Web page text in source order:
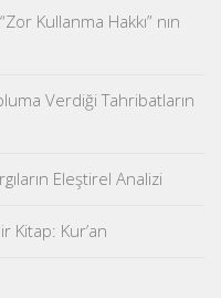
Kullanma Hakkı” nın
Verdiği Tahribatların
Eleştirel Analizi
Kitap: Kur’an